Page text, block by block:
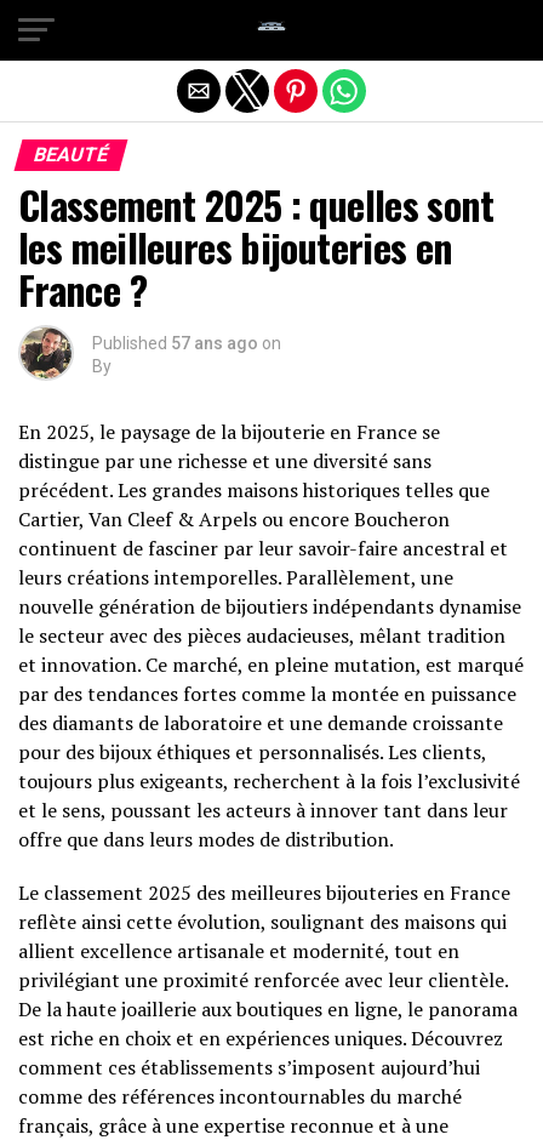
BEAUTÉ
Classement 2025 : quelles sont
les meilleures bijouteries en
France ?
Published 57 ans ago on
By
En 2025, le paysage de la bijouterie en France se
distingue par une richesse et une diversité sans
précédent. Les grandes maisons historiques telles que
Cartier, Van Cleef & Arpels ou encore Boucheron
continuent de fasciner par leur savoir-faire ancestral et
leurs créations intemporelles. Parallèlement, une
nouvelle génération de bijoutiers indépendants dynamise
le secteur avec des pièces audacieuses, mêlant tradition
et innovation. Ce marché, en pleine mutation, est marqué
par des tendances fortes comme la montée en puissance
des diamants de laboratoire et une demande croissante
pour des bijoux éthiques et personnalisés. Les clients,
toujours plus exigeants, recherchent à la fois l’exclusivité
et le sens, poussant les acteurs à innover tant dans leur
offre que dans leurs modes de distribution.
Le classement 2025 des meilleures bijouteries en France
reflète ainsi cette évolution, soulignant des maisons qui
allient excellence artisanale et modernité, tout en
privilégiant une proximité renforcée avec leur clientèle.
De la haute joaillerie aux boutiques en ligne, le panorama
est riche en choix et en expériences uniques. Découvrez
comment ces établissements s’imposent aujourd’hui
comme des références incontournables du marché
français, grâce à une expertise reconnue et à une
Quitter la version mobile